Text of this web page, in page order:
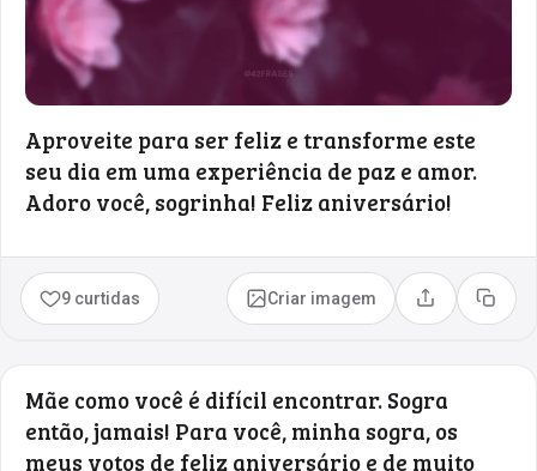
Aproveite para ser feliz e transforme este
seu dia em uma experiência de paz e amor.
Adoro você, sogrinha! Feliz aniversário!
9 curtidas Criar imagem Compartilhar
Copiar
Mãe como você é difícil encontrar. Sogra
então, jamais! Para você, minha sogra, os
meus votos de feliz aniversário e de muito